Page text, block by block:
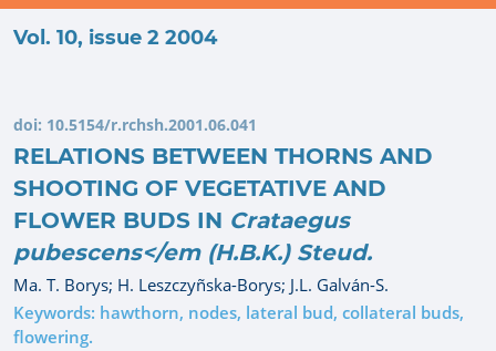
Vol. 10, issue 2 2004
doi: 10.5154/r.rchsh.2001.06.041
RELATIONS BETWEEN THORNS AND
SHOOTING OF VEGETATIVE AND
FLOWER BUDS IN Crataegus
pubescens</em (H.B.K.) Steud.
Ma. T. Borys; H. Leszczyñska-Borys; J.L. Galván-S.
Keywords: hawthorn, nodes, lateral bud, collateral buds,
flowering.